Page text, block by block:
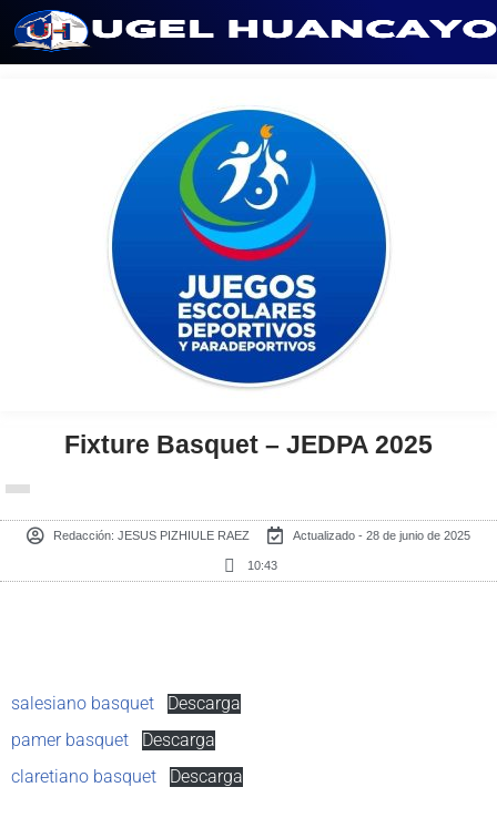
Fixture Basquet – JEDPA 2025
Redacción: JESUS PIZHIULE RAEZ Actualizado - 28 de junio de 2025
10:43
salesiano basquet
Descarga
pamer basquet
Descarga
claretiano basquet
Descarga